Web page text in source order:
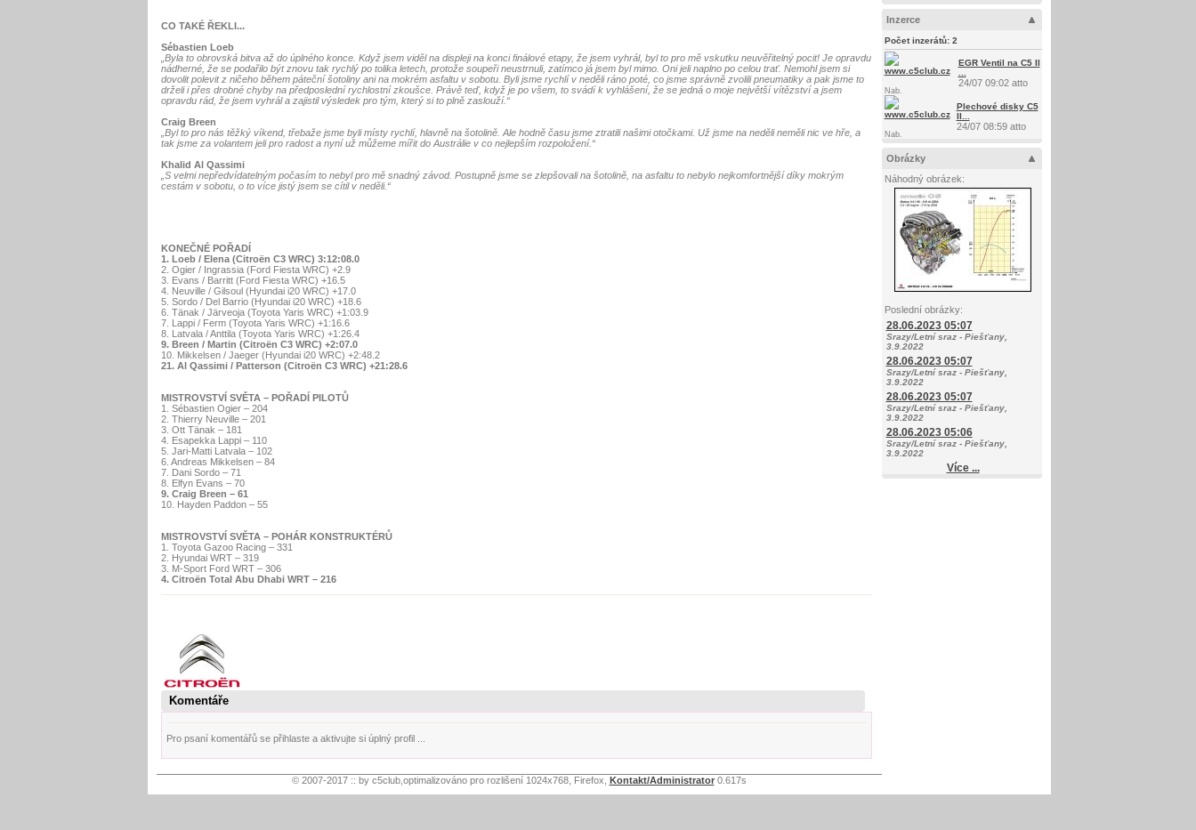
CO TAKÉ ŘEKLI...
Sébastien Loeb
„Byla to obrovská bitva až do úplného konce. Když jsem viděl na displeji na konci finálové etapy, že jsem vyhrál, byl to pro mě vskutku neuvěřitelný pocit! Je opravdu
nádherné, že se podařilo být znovu tak rychlý po tolika letech, protože soupeři neustrnuli, zatímco já jsem byl mimo. Oni jeli naplno po celou trať. Nemohl jsem si
dovolit polevit z ničeho během páteční šotoliny ani na mokrém asfaltu v sobotu. Byli jsme rychlí v neděli ráno poté, co jsme správně zvolili pneumatiky a pak jsme to
drželi i přes drobné chyby na předposlední rychlostní zkoušce. Právě teď, když je po všem, to svádí k vyhlášení, že se jedná o moje největší vítězství a jsem
opravdu rád, že jsem vyhrál a zajistil výsledek pro tým, který si to plně zaslouží.“
Craig Breen
„Byl to pro nás těžký víkend, třebaže jsme byli místy rychlí, hlavně na šotolině. Ale hodně času jsme ztratili našimi otočkami. Už jsme na neděli neměli nic ve hře, a
tak jsme za volantem jeli pro radost a nyní už můžeme mířit do Austrálie v co nejlepším rozpoložení.“
Khalid Al Qassimi
„S velmi nepředvídatelným počasím to nebyl pro mě snadný závod. Postupně jsme se zlepšovali na šotolině, na asfaltu to nebylo nejkomfortnější díky mokrým
cestám v sobotu, o to více jistý jsem se cítil v neděli.“
KONEČNÉ POŘADÍ
1. Loeb / Elena (Citroën C3 WRC) 3:12:08.0
2. Ogier / Ingrassia (Ford Fiesta WRC) +2.9
3. Evans / Barritt (Ford Fiesta WRC) +16.5
4. Neuville / Gilsoul (Hyundai i20 WRC) +17.0
5. Sordo / Del Barrio (Hyundai i20 WRC) +18.6
6. Tänak / Järveoja (Toyota Yaris WRC) +1:03.9
7. Lappi / Ferm (Toyota Yaris WRC) +1:16.6
8. Latvala / Anttila (Toyota Yaris WRC) +1:26.4
9. Breen / Martin (Citroën C3 WRC) +2:07.0
10. Mikkelsen / Jaeger (Hyundai i20 WRC) +2:48.2
21. Al Qassimi / Patterson (Citroën C3 WRC) +21:28.6
MISTROVSTVÍ SVĚTA – POŘADÍ PILOTŮ
1. Sébastien Ogier – 204
2. Thierry Neuville – 201
3. Ott Tänak – 181
4. Esapekka Lappi – 110
5. Jari-Matti Latvala – 102
6. Andreas Mikkelsen – 84
7. Dani Sordo – 71
8. Elfyn Evans – 70
9. Craig Breen – 61
10. Hayden Paddon – 55
MISTROVSTVÍ SVĚTA – POHÁR KONSTRUKTÉRŮ
1. Toyota Gazoo Racing – 331
2. Hyundai WRT – 319
3. M-Sport Ford WRT – 306
4. Citroën Total Abu Dhabi WRT – 216
Komentáře
Pro psaní komentářů se přihlaste a aktivujte si úplný profil ...
Inzerce
Počet inzerátů: 2
Nab.
EGR Ventil na C5 II
24/07 09:02 atto
Nab.
Plechové disky C5
II...
24/07 08:59 atto
Obrázky
Náhodný obrázek:
Poslední obrázky:
28.06.2023 05:07
Srazy/Letní sraz - Piešťany,
3.9.2022
28.06.2023 05:07
Srazy/Letní sraz - Piešťany,
3.9.2022
28.06.2023 05:07
Srazy/Letní sraz - Piešťany,
3.9.2022
28.06.2023 05:06
Srazy/Letní sraz - Piešťany,
3.9.2022
Více ...
© 2007-2017 :: by c5club,optimalizováno pro rozlišení 1024x768, Firefox, Kontakt/Administrator 0.617s